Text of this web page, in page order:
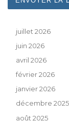
juillet 2026
juin 2026
avril 2026
février 2026
janvier 2026
décembre 2025
août 2025